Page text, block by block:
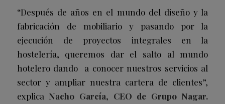
“Después de años en el mundo del diseño y la
fabricación de mobiliario y pasando por la
ejecución de proyectos integrales en la
hostelería, queremos dar el salto al mundo
hotelero dando a conocer nuestros servicios al
sector y ampliar nuestra cartera de clientes”,
explica Nacho García, CEO de Grupo Nagar.